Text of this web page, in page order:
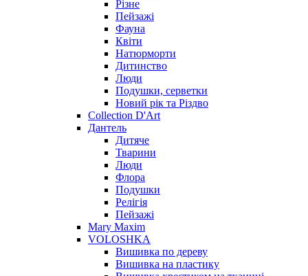
Різне
Пейзажі
Фауна
Квіти
Натюрморти
Дитинство
Люди
Подушки, серветки
Новий рік та Різдво
Collection D'Art
Дантель
Дитяче
Тварини
Люди
Флора
Подушки
Релігія
Пейзажі
Mary Maxim
VOLOSHKA
Вишивка по дереву
Вишивка на пластику